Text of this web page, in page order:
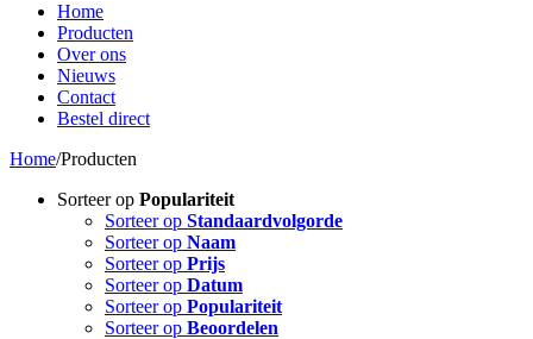
Home
Producten
Over ons
Nieuws
Contact
Bestel direct
Home/Producten
Sorteer op Populariteit
Sorteer op Standaardvolgorde
Sorteer op Naam
Sorteer op Prijs
Sorteer op Datum
Sorteer op Populariteit
Sorteer op Beoordelen